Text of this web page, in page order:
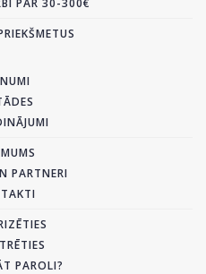
PARTNERI
PAROLI?